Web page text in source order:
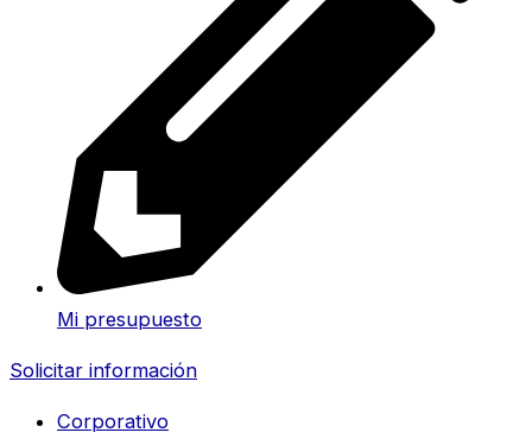
Mi presupuesto
Solicitar información
Corporativo